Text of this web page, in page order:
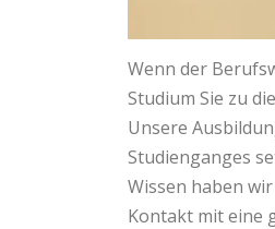
Wenn der
Studium Sie zu
Unsere
Studienganges
Wissen haben
Kontakt mit eine